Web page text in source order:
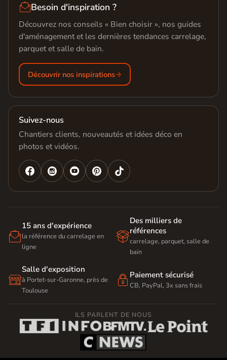
Besoin d'inspiration ?
Découvrez nos conseils « Bien choisir », nos guides
d'aménagement et les dernières tendances carrelage,
parquet et salle de bain.
Découvrir nos inspirations
Suivez-nous
Chantiers clients, nouveautés et idées déco en
photos et vidéos.
   

15 ans d'expérience
la référence du carrelage en
ligne

Des milliers de
références
carrelage, parquet, salle de
bain

Salle d'exposition
à Portet-sur-Garonne, près de
Toulouse
 Paiement sécurisé
CB, PayPal, 3x sans frais
ILS PARLENT DE NOUS